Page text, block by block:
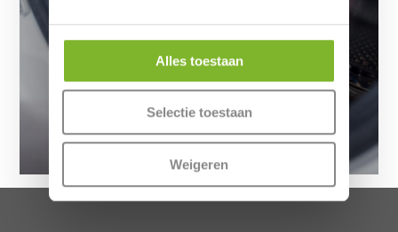
Alles toestaan
Selectie toestaan
Weigeren
Lees meer